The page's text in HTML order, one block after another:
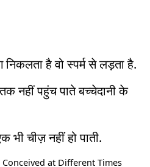
है वो स्पर्म से लड़ता है.
नहीं पहुंच पाते बच्चेदानी के
चीज़ नहीं हो पाती.